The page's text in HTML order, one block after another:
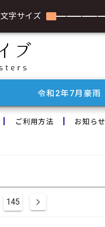
文字サイズ
令和2年7月豪雨
ご利用方法 お知らせ
145